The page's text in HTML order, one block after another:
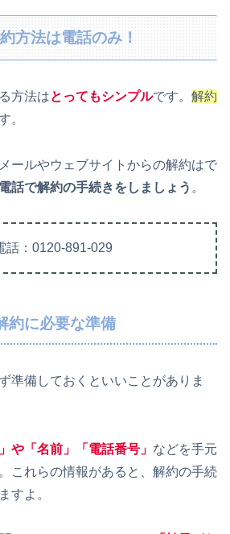
方法は電話のみ！
方法はとってもシンプルです。 解約
。
ールやウェブサイトからの解約はで
話で解約の手続きをしましょう 。
話：0120-891-029
約に必要な準備
準備しておくといいことがありま
や「名前」「電話番号」 などを手元
これらの情報があると、解約の手続
すよ。